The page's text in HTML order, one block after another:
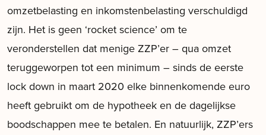
omzetbelasting en inkomstenbelasting verschuldigd
zijn. Het is geen ‘rocket science’ om te
veronderstellen dat menige ZZP’er – qua omzet
teruggeworpen tot een minimum – sinds de eerste
lock down in maart 2020 elke binnenkomende euro
heeft gebruikt om de hypotheek en de dagelijkse
boodschappen mee te betalen. En natuurlijk, ZZP’ers